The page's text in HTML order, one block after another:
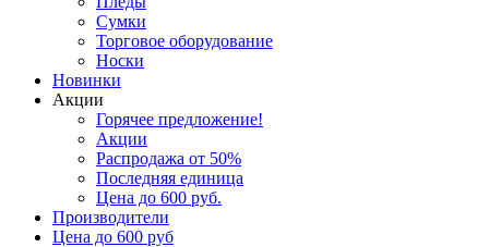
Сумки
Торговое оборудование
Носки
Новинки
Акции
Горячее предложение!
Акции
Распродажа от 50%
Последняя единица
Цена до 600 руб.
Производители
Цена до 600 руб